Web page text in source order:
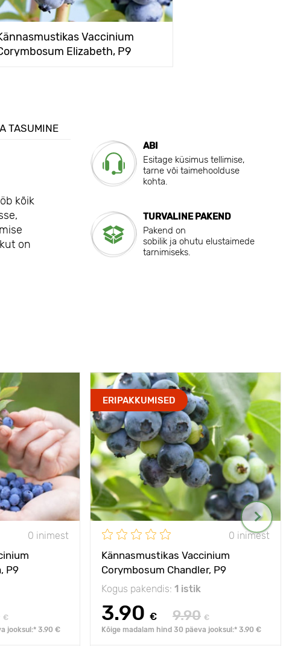
Vaccinium
Elizabeth, P9
TASUMINE
kõik
on
ABI
Esitage küsimus tellimise,
tarne või taimehoolduse
kohta.
TURVALINE PAKEND
Pakend on
sobilik ja ohutu elustaimede
tarnimiseks.
0 inimest
P9
€
jooksul:* 3.90 €
ERIPAKKUMISED
0 inimest
Kännasmustikas Vaccinium
Corymbosum Chandler, P9
Kogus pakendis: 1 istik
3.90 € 9.90 €
Kõige madalam hind 30 päeva jooksul:* 3.90 €